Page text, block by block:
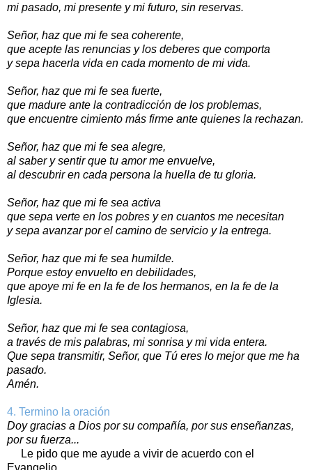
mi pasado, mi presente y mi futuro, sin reservas.
Señor, haz que mi fe sea coherente,
que acepte las renuncias y los deberes que comporta
y sepa hacerla vida en cada momento de mi vida.
Señor, haz que mi fe sea fuerte,
que madure ante la contradicción de los problemas,
que encuentre cimiento más firme ante quienes la rechazan.
Señor, haz que mi fe sea alegre,
al saber y sentir que tu amor me envuelve,
al descubrir en cada persona la huella de tu gloria.
Señor, haz que mi fe sea activa
que sepa verte en los pobres y en cuantos me necesitan
y sepa avanzar por el camino de servicio y la entrega.
Señor, haz que mi fe sea humilde.
Porque estoy envuelto en debilidades,
que apoye mi fe en la fe de los hermanos, en la fe de la
Iglesia.
Señor, haz que mi fe sea contagiosa,
a través de mis palabras, mi sonrisa y mi vida entera.
Que sepa transmitir, Señor, que Tú eres lo mejor que me ha
pasado.
Amén.
4. Termino la oración
Doy gracias a Dios por su compañía, por sus enseñanzas,
por su fuerza...
Le pido que me ayude a vivir de acuerdo con el
Evangelio